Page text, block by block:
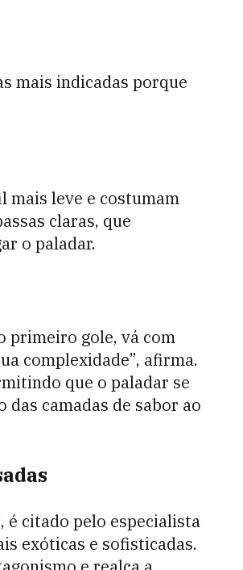
mais indicadas porque
mais leve e costumam
claras, que
o paladar.
primeiro gole, vá com
complexidade”, afirma.
que o paladar se
camadas de sabor ao
é citado pelo especialista
exóticas e sofisticadas.